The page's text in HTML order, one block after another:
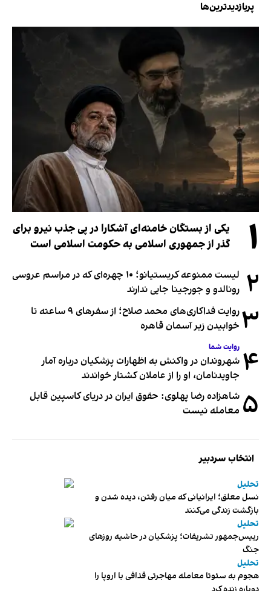
پربازدیدترین‌ها
۱
یکی از بستگان خامنه‌ای آشکارا در پی جذب نیرو برای
گذر از جمهوری اسلامی به حکومت اسلامی است
۲
لیست ممنوعه کریستیانو؛ ۱۰ چهره‌ای که در مراسم عروسی
رونالدو و جورجینا جایی ندارند
۳
روایت فداکاری‌های محمد صلاح؛ از سفرهای ۹ ساعته تا
خوابیدن زیر آسمان قاهره
۴ روایت شما
شهروندان در واکنش به اظهارات پزشکیان درباره آمار
جاویدنامان، او را از عاملان کشتار خواندند
۵ شاهزاده رضا پهلوی: حقوق ایران در دریای کاسپین قابل
معامله نیست
انتخاب سردبیر
تحلیل
نسل معلق؛ ایرانیانی که میان رفتن، دیده شدن و
بازگشت زندگی می‌کنند
تحلیل
رییس‌جمهور تشریفات؛ پزشکیان در حاشیه روزهای
جنگ
تحلیل
هجوم به سئوتا معامله مهاجرتی قذافی با اروپا را